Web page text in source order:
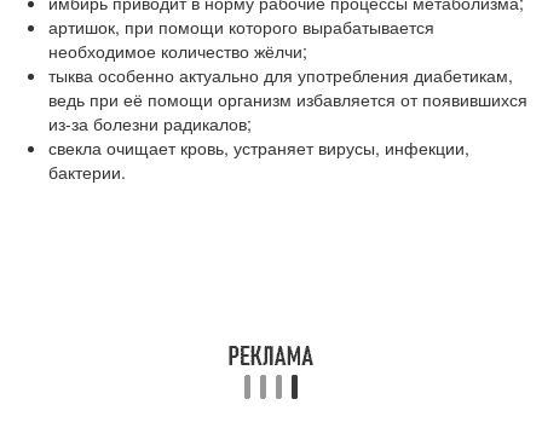
артишок, при помощи которого вырабатывается
необходимое количество жёлчи;
тыква особенно актуально для употребления диабетикам,
ведь при её помощи организм избавляется от появившихся
из-за болезни радикалов;
свекла очищает кровь, устраняет вирусы, инфекции,
бактерии.